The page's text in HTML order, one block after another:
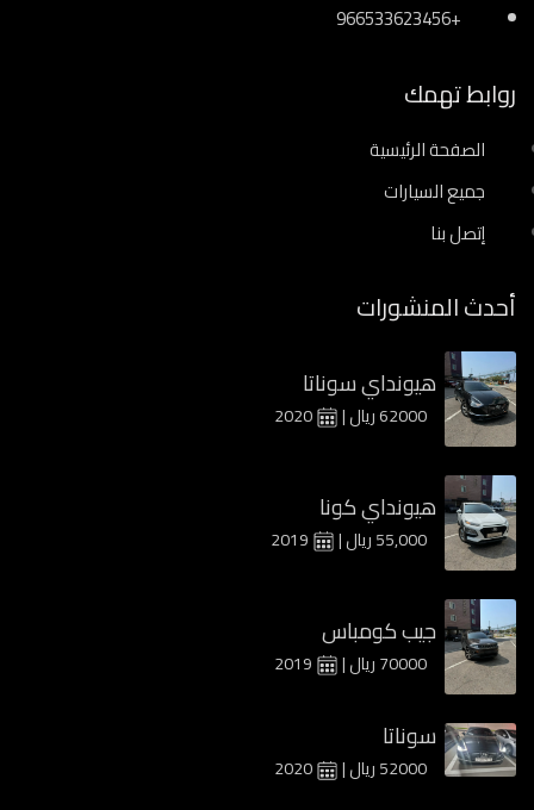
+966533623456
روابط تهمك
الصفحة الرئيسية
جميع السيارات
إتصل بنا
أحدث المنشورات
هيونداي سوناتا
62000 ريال |
هيونداي كونا
55,000 ريال |
جيب كومباس
70000 ريال |
سوناتا
52000 ريال |